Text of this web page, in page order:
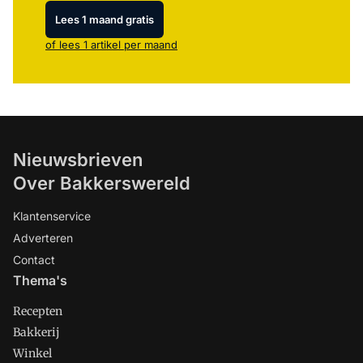
Lees 1 maand gratis
of lees 1 artikel per maand
Nieuwsbrieven
Over Bakkerswereld
Klantenservice
Adverteren
Contact
Thema's
Recepten
Bakkerij
Winkel